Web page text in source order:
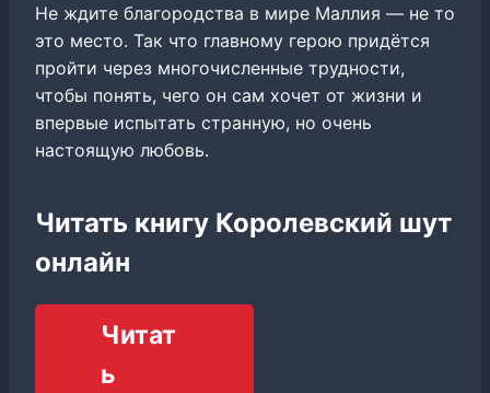
Не ждите благородства в мире Маллия — не то
это место. Так что главному герою придётся
пройти через многочисленные трудности,
чтобы понять, чего он сам хочет от жизни и
впервые испытать странную, но очень
настоящую любовь.
Читать книгу Королевский шут
онлайн
Читат
ь